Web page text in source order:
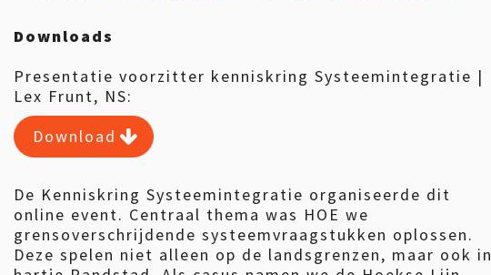
Downloads
Presentatie voorzitter kenniskring Systeemintegratie |
Lex Frunt, NS:
Download
De Kenniskring Systeemintegratie organiseerde dit
online event. Centraal thema was HOE we
grensoverschrijdende systeemvraagstukken oplossen.
Deze spelen niet alleen op de landsgrenzen, maar ook in